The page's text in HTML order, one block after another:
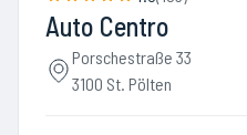
Auto Centro
Porschestraße 33
3100 St. Pölten